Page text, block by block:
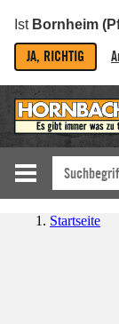
Ist Bornheim
JA, RICHTIG
Startseite